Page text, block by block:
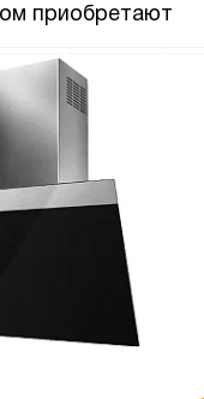
приобретают